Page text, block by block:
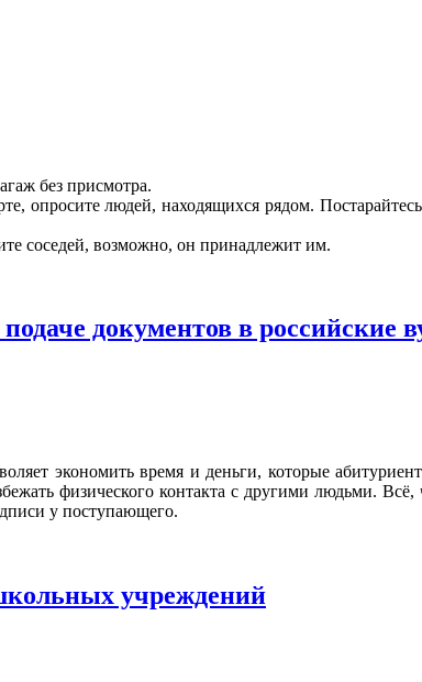
без присмотра.
людей, находящихся рядом.
соседей, возможно, он принадлежит им.
документов в российские
экономить время и деньги, которые
физического контакта с другими людьми.
у поступающего.
учреждений